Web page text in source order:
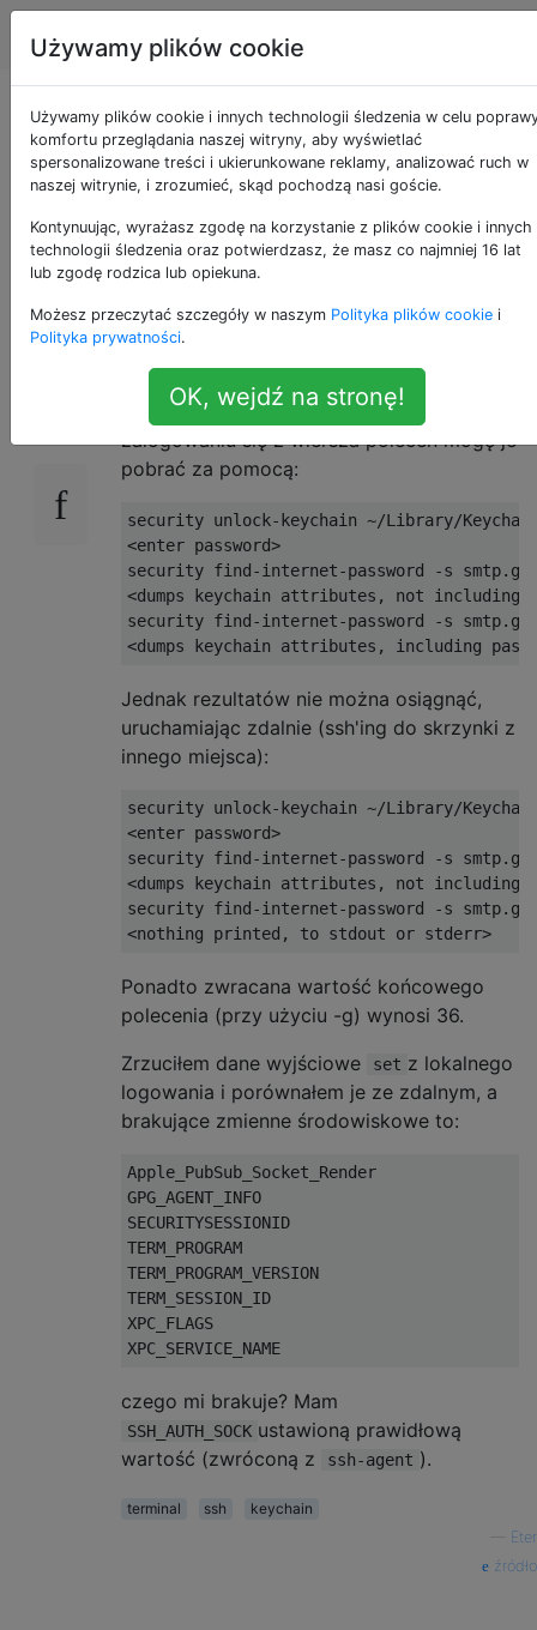
Apple Tagi
Jak mogę uzyskać
dostęp do pęku
kluczy zdalnie z
wiersza poleceń?
W moim pęku kluczy przechowuję różne
hasła (np. Do zdalnych serwerów e-mail). Po
zalogowaniu się z wiersza poleceń mogę je
pobrać za pomocą:
security unlock-keychain ~/Library/
<enter password>
security find-internet-password -s smtp.
<dumps keychain attributes ,
not including
security find-internet-password -s smtp.
<dumps keychain attributes , including
Jednak rezultatów nie można osiągnąć,
uruchamiając zdalnie (ssh'ing do skrzynki z
innego miejsca):
security unlock-keychain ~/Library/
<enter password>
security find-internet-password -s smtp.
<dumps keychain attributes ,
not including
security find-internet-password -s smtp.
<nothing printed , to stdout or stderr>
Ponadto zwracana wartość końcowego
polecenia (przy użyciu -g) wynosi 36.
Zrzuciłem dane wyjściowe
set z lokalnego
logowania i porównałem je ze zdalnym, a
brakujące zmienne środowiskowe to:
Apple_PubSub_Socket_Render
GPG_AGENT_INFO
SECURITYSESSIONID
TERM_PROGRAM
TERM_PROGRAM_VERSION
TERM_SESSION_ID
XPC_FLAGS
XPC_SERVICE_NAME
czego mi brakuje? Mam
SSH_AUTH_SOCK ustawioną prawidłową
wartość (zwróconą z
ssh-agent ).
terminal ssh
keychain
Eter
źródło
Używamy plików cookie
Używamy plików cookie i innych technologii śledzenia w celu
komfortu przeglądania naszej witryny, aby wyświetlać
spersonalizowane treści i ukierunkowane reklamy, analizować ruch w
naszej witrynie, i zrozumieć, skąd pochodzą nasi goście.
Kontynuując, wyrażasz zgodę na korzystanie z plików cookie i innych
technologii śledzenia oraz potwierdzasz, że masz co najmniej 16 lat
lub zgodę rodzica lub opiekuna.
Możesz przeczytać szczegóły w naszym Polityka plików cookie i
Polityka prywatności.
OK, wejdź na stronę!